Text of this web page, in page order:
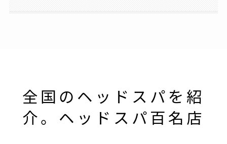
全国のヘッドスパを紹
介。ヘッドスパ百名店